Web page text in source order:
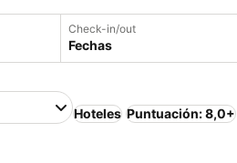
Check-in/out
Fechas
Hoteles Puntuación: 8,0+